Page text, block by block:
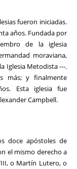
fueron iniciadas.
años. Fundada por
de la iglesia
moraviana,
Iglesia Metodista ---.
más; y finalmente
Esta iglesia fue
Campbell.
doce apóstoles de
el mismo derecho a
o Martín Lutero, o